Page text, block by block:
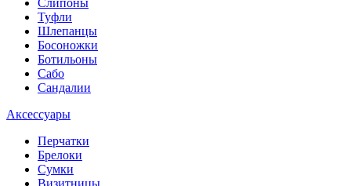
Слипоны
Туфли
Шлепанцы
Босоножки
Ботильоны
Сабо
Сандалии
Аксессуары
Перчатки
Брелоки
Сумки
Визитницы